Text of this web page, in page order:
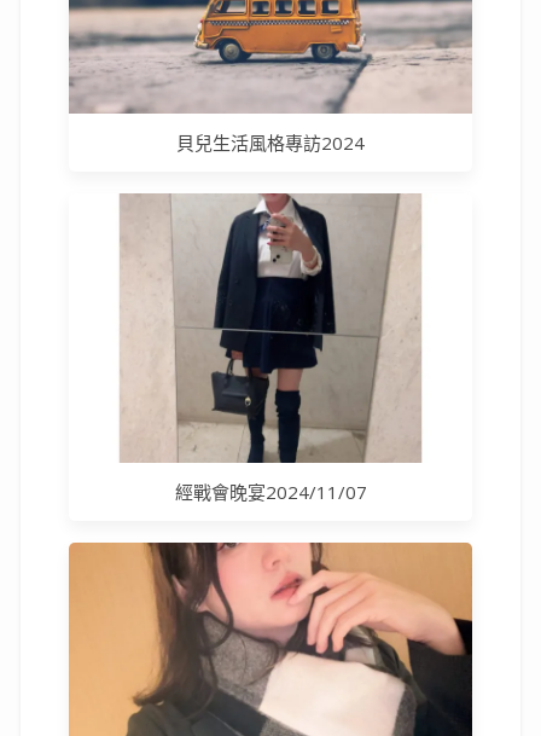
貝兒生活風格專訪2024
經戰會晚宴2024/11/07